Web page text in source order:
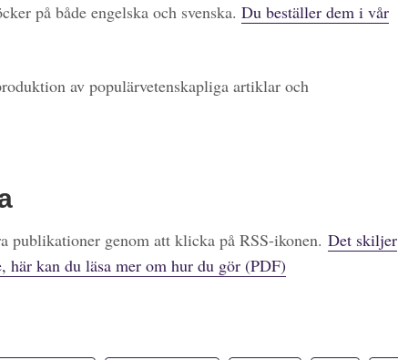
på både engelska och svenska. Du beställer dem i vår
av populärvetenskapliga artiklar och
publikationer genom att klicka på RSS-ikonen. Det skiljer
här kan du läsa mer om hur du gör (PDF)